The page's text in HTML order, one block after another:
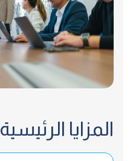
المزايا الرئيسية